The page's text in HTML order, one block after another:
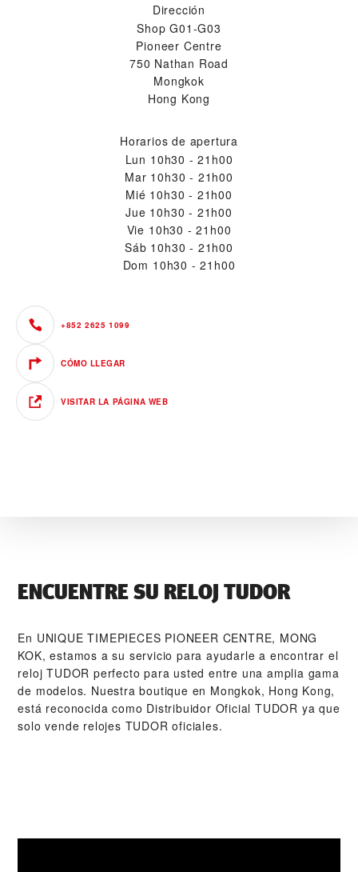
Dirección
Shop G01-G03
Pioneer Centre
750 Nathan Road
Mongkok
Hong Kong
Horarios de apertura
Lun 10h30 - 21h00
Mar 10h30 - 21h00
Mié 10h30 - 21h00
Jue 10h30 - 21h00
Vie 10h30 - 21h00
Sáb 10h30 - 21h00
Dom 10h30 - 21h00
+852 2625 1099
CÓMO LLEGAR
VISITAR LA PÁGINA WEB
ENCUENTRE SU RELOJ TUDOR
En ‭UNIQUE TIMEPIECES PIONEER CENTRE, MONG
KOK‬, estamos a su servicio para ayudarle a encontrar el
reloj TUDOR perfecto para usted entre una amplia gama
de modelos. Nuestra boutique en Mongkok, Hong Kong,
está reconocida como Distribuidor Oficial TUDOR ya que
solo vende relojes TUDOR oficiales.